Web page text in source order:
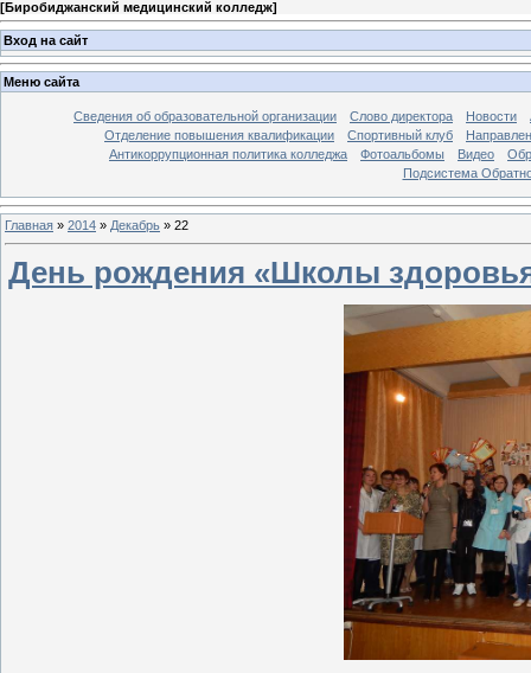
[Биробиджанский медицинский колледж]
Вход на сайт
Меню сайта
Сведения об образовательной организации Слово директора Новости
Отделение повышения квалификации
Спортивный клуб
Антикоррупционная политика колледжа
Фотоальбомы Видео
Подсистема
Главная » 2014 » Декабрь » 22
День рождения «Школы